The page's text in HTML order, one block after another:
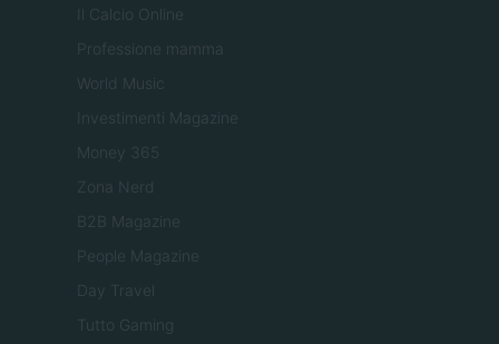
Il Calcio Online
Professione mamma
World Music
Investimenti Magazine
Money 365
Zona Nerd
B2B Magazine
People Magazine
Day Travel
Tutto Gaming